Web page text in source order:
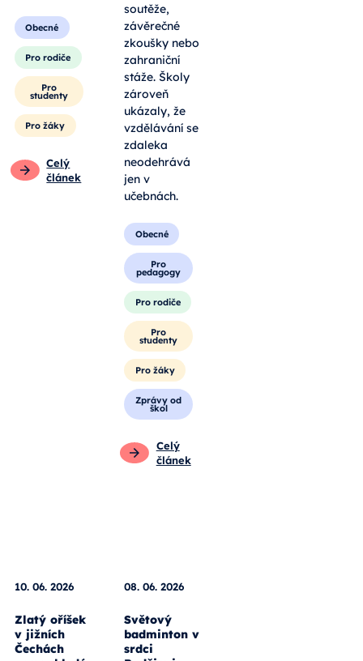
Obecné
Pro rodiče
Pro
studenty
Pro žáky
Celý
článek
soutěže,
závěrečné
zkoušky nebo
zahraniční
stáže. Školy
zároveň
ukázaly, že
vzdělávání se
zdaleka
neodehrává
jen v
učebnách.
Obecné
Pro
pedagogy
Pro rodiče
Pro
studenty
Pro žáky
Zprávy od
škol
Celý
článek
10. 06. 2026
Zlatý oříšek
v jižních
Čechách
08. 06. 2026
Světový
badminton v
srdci